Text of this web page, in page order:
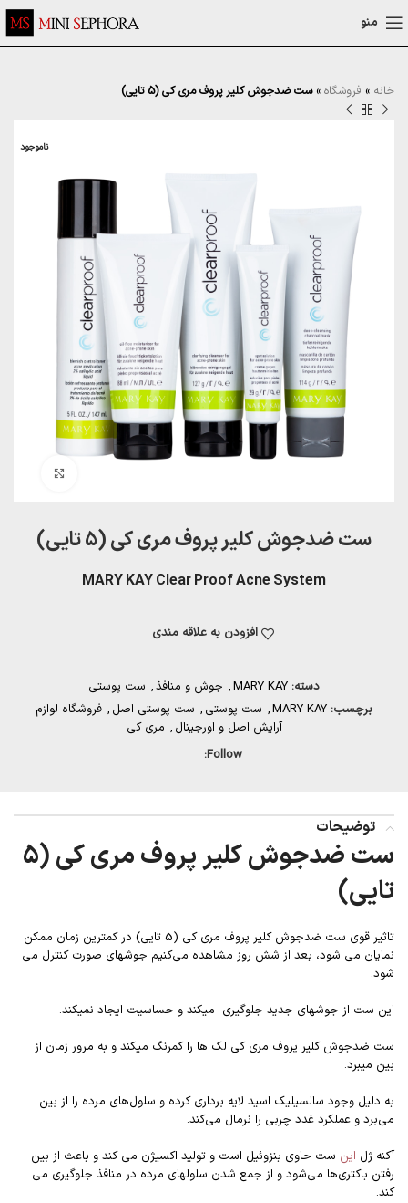
منو
خانه » فروشگاه »ست ضدجوش کلیر پروف مری کی (5 تایی)
ناموجود
ست ضدجوش کلیر پروف مری کی (5 تایی)
MARY KAY Clear Proof Acne System
افزودن به علاقه مندی
دسته: MARY KAY
, جوش و منافذ, ست پوستی
برچسب: MARY KAY
, ست پوستی , ست پوستی اصل , فروشگاه لوازم
آرایش اصل و اورجینال , مری کی
Follow:
توضیحات
ست ضدجوش کلیر پروف مری کی (5
تایی)
تاثیر قوی ست ضدجوش کلیر پروف مری کی (5 تایی) در کمترین زمان ممکن
نمایان می شود، بعد از شش روز مشاهده می‌کنیم جوشهای صورت کنترل می
شود.
این ست از جوشهای جدید جلوگیری میکند و حساسیت ایجاد نمیکند.
ست ضدجوش کلیر پروف مری کی لک ها را کمرنگ میکند و به مرور زمان از
بین میبرد.
به دلیل وجود سالسیلیک اسید لایه برداری کرده و سلول‌های مرده را از بین
می‌برد و عملکرد غدد چربی را نرمال می‌کند.
آکنه ژل این ست حاوی بنزوئیل است و تولید اکسیژن می کند و باعث از بین
رفتن باکتری‌ها می‌شود و از جمع شدن سلولهای مرده در منافذ جلوگیری می
کند.